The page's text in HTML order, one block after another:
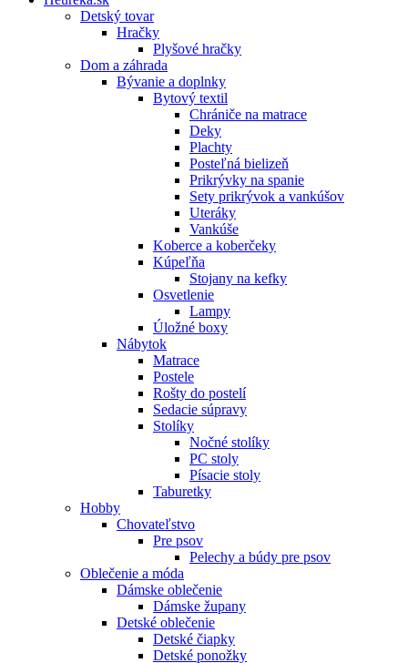
Detský tovar
Hračky
Plyšové hračky
Dom a záhrada
Bývanie a doplnky
Bytový textil
Chrániče na matrace
Deky
Plachty
Posteľná bielizeň
Prikrývky na spanie
Sety prikrývok a vankúšov
Uteráky
Vankúše
Koberce a koberčeky
Kúpeľňa
Stojany na kefky
Osvetlenie
Lampy
Úložné boxy
Nábytok
Matrace
Postele
Rošty do postelí
Sedacie súpravy
Stolíky
Nočné stolíky
PC stoly
Písacie stoly
Taburetky
Hobby
Chovateľstvo
Pre psov
Pelechy a búdy pre psov
Oblečenie a móda
Dámske oblečenie
Dámske župany
Detské oblečenie
Detské čiapky
Detské ponožky